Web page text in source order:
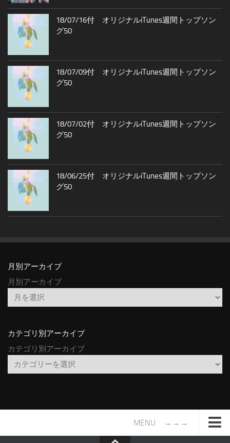
18/07/16付 オリジナルiTunes週間トップソン
グ50
18/07/09付 オリジナルiTunes週間トップソン
グ50
18/07/02付 オリジナルiTunes週間トップソン
グ50
18/06/25付 オリジナルiTunes週間トップソン
グ50
月別アーカイブ
月別アーカイブ
カテゴリ別アーカイブ
カテゴリ別アーカイブ
MENU →→→